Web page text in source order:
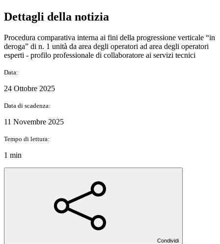
Dettagli della notizia
Procedura comparativa interna ai fini della progressione verticale “in
deroga” di n. 1 unità da area degli operatori ad area degli operatori
esperti - profilo professionale di collaboratore ai servizi tecnici
Data:
24 Ottobre 2025
Data di scadenza:
11 Novembre 2025
Tempo di lettura:
1 min
Condividi